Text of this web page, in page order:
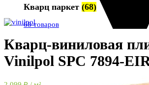
Кварц паркет (68)
68 товаров
Кварц-виниловая
Vinilpol SPC 7894-